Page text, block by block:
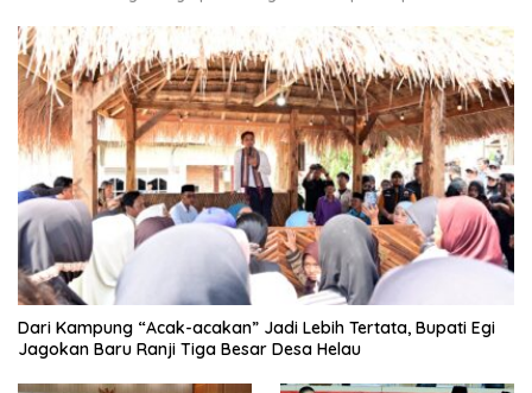
Dari Kampung “Acak-acakan” Jadi Lebih Tertata, Bupati Egi
Jagokan Baru Ranji Tiga Besar Desa Helau